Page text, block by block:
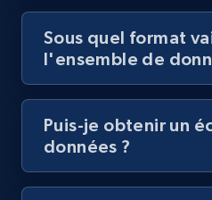
Sous quel format
l'ensemble de
Puis-je obtenir un
données ?